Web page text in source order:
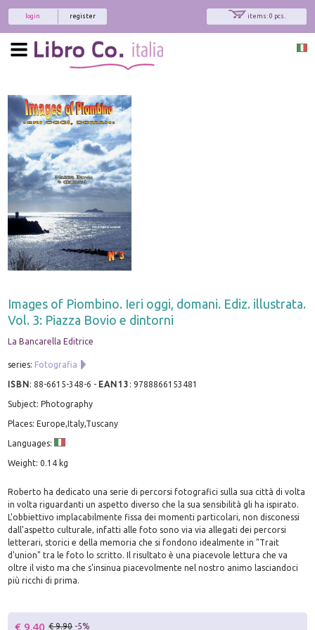
items: 0 pcs.
register
login
Images of Piombino. Ieri oggi, domani. Ediz. illustrata.
Vol. 3: Piazza Bovio e dintorni
La Bancarella Editrice
series: Fotografia
ISBN:88-6615-348-6 - EAN13 :9788866153481
Subject: Photography
Places: Europe,Italy,Tuscany
Languages:
Weight: 0.14 kg
Roberto ha dedicato una serie di percorsi fotografici sulla sua città di volta
in volta riguardanti un aspetto diverso che la sua sensibilità gli ha ispirato.
L'obbiettivo implacabilmente fissa dei momenti particolari, non disconessi
dall'aspetto culturale, infatti alle foto sono via via allegati dei percorsi
letterari, storici e della memoria che si fondono idealmente in "Trait
d'union" tra le foto lo scritto. Il risultato è una piacevole lettura che va
oltre il visto ma che s'insinua piacevolmente nel nostro animo lasciandoci
più ricchi di prima.
€ 9.40 € 9.90 -5%